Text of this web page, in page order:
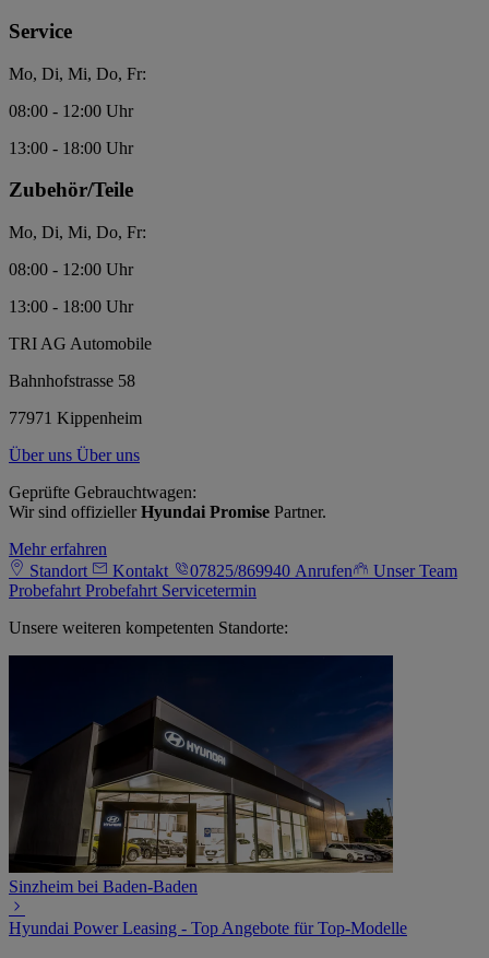
Service
Mo, Di, Mi, Do, Fr:
08:00 - 12:00 Uhr
13:00 - 18:00 Uhr
Zubehör/Teile
Mo, Di, Mi, Do, Fr:
08:00 - 12:00 Uhr
13:00 - 18:00 Uhr
TRI AG Automobile
Bahnhofstrasse 58
77971 Kippenheim
Über uns Über uns
Geprüfte Gebrauchtwagen:
Wir sind offiziellerHyundai Promise Partner.
Mehr erfahren
Standort
Kontakt 07825/869940 Anrufen
Unser Team
Probefahrt Probefahrt Servicetermin
Unsere weiteren kompetenten Standorte:
Sinzheim bei Baden-Baden
Hyundai Power Leasing - Top Angebote für Top-Modelle